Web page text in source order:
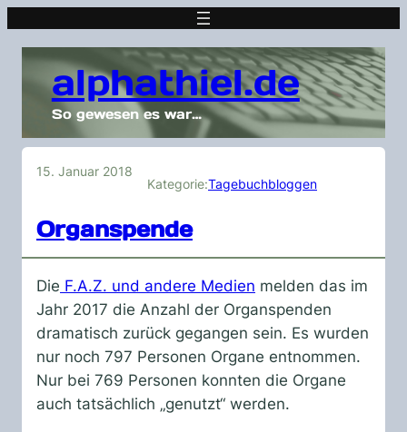
alphathiel.de
So gewesen es war…
15. Januar 2018
Kategorie:Tagebuchbloggen
Organspende
Die F.A.Z. und andere Medien melden das im
Jahr 2017 die Anzahl der Organspenden
dramatisch zurück gegangen sein. Es wurden
nur noch 797 Personen Organe entnommen.
Nur bei 769 Personen konnten die Organe
auch tatsächlich „genutzt“ werden.